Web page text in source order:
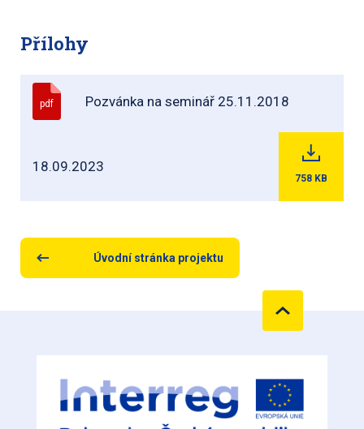
Přílohy
pdf Pozvánka na seminář 25.11.2018
18.09.2023
758 KB
Úvodní stránka projektu